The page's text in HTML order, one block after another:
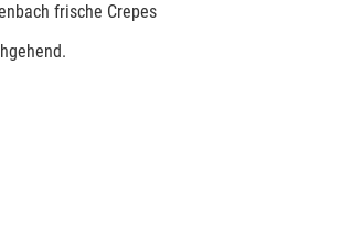
frische Crepes